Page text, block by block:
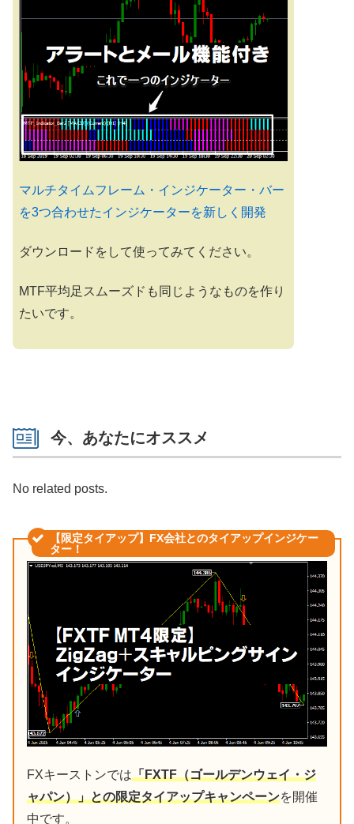
マルチタイムフレーム・インジケーター・バー
を3つ合わせたインジケーターを新しく開発
ダウンロードをして使ってみてください。
MTF平均足スムーズドも同じようなものを作り
たいです。
今、あなたにオススメ
No related posts.
【限定タイアップ】FX会社とのタイアップインジケー
ター！
FXキーストンでは「FXTF（ゴールデンウェイ・ジ
ャパン）」との限定タイアップキャンペーンを開催
中です。